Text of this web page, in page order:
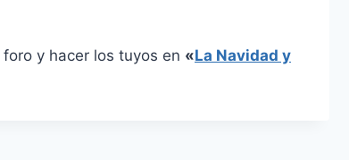
y hacer los tuyos en «La Navidad y